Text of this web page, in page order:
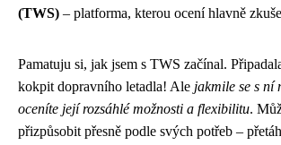
(TWS) – platforma, kterou ocení hlavně
Pamatuju si, jak jsem s TWS začínal.
kokpit dopravního letadla! Ale jakmile se s ní
oceníte její rozsáhlé možnosti a flexibilitu.
přizpůsobit přesně podle svých potřeb –